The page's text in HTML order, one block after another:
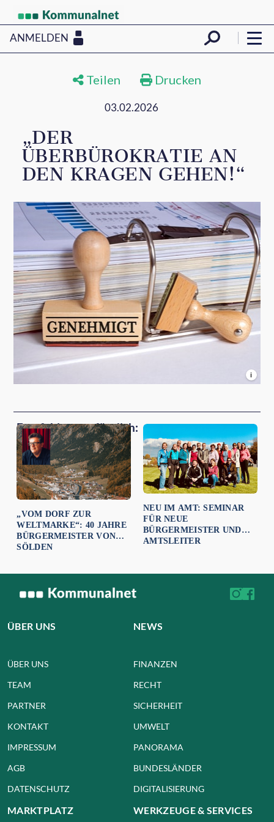
ANMELDEN
Teilen Drucken
03.02.2026
„DER
ÜBERBÜROKRATIE AN
DEN KRAGEN GEHEN!“
i
Empfehlungen für dich:
„VOM DORF ZUR
WELTMARKE“: 40 JAHRE
BÜRGERMEISTER VON
SÖLDEN
NEU IM AMT: SEMINAR
FÜR NEUE
BÜRGERMEISTER UND
AMTSLEITER
ÜBER UNS
ÜBER UNS
TEAM
PARTNER
KONTAKT
IMPRESSUM
AGB
DATENSCHUTZ
NEWS
FINANZEN
RECHT
SICHERHEIT
UMWELT
PANORAMA
BUNDESLÄNDER
DIGITALISIERUNG
MARKTPLATZ WERKZEUGE & SERVICES